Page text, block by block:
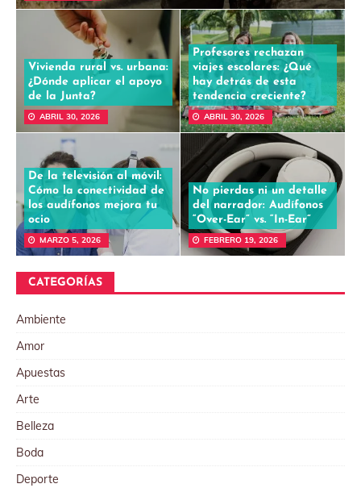
Vivienda rural vs. urbana:
¿Dónde aplicar el apoyo
de la Junta?
ABRIL 30, 2026
Profesores rechazan
viajes escolares: ¿Qué
hay detrás de esta
tendencia creciente?
ABRIL 30, 2026
De la televisión al móvil:
Cómo la conectividad de
los audífonos mejora tu
ocio
MARZO 5, 2026
No pierdas ni un detalle
del narrador: Audífonos
“Over-Ear” vs. “In-Ear”
FEBRERO 19, 2026
CATEGORÍAS
Ambiente
Amor
Apuestas
Arte
Belleza
Boda
Deporte